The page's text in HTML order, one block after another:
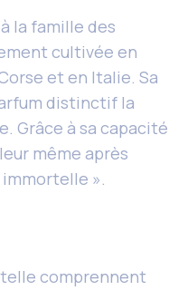
la famille des
cultivée en
et en Italie. Sa
distinctif la
Grâce à sa capacité
même après
immortelle ».
comprennent